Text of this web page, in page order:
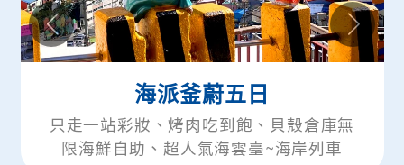
海派釜蔚五日
只走一站彩妝、烤肉吃到飽、貝殼倉庫無
限海鮮自助、超人氣海雲臺~海岸列車